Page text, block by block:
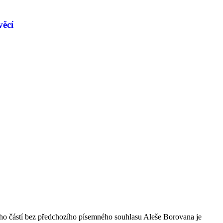
částí bez předchozího písemného souhlasu Aleše Borovana je